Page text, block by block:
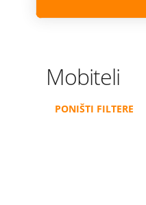
Mobiteli
PONIŠTI FILTERE